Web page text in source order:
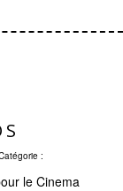
:
le Cinema